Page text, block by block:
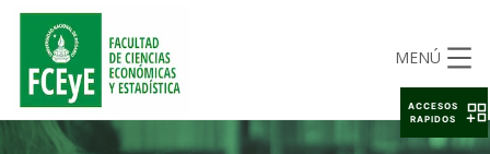
MENÚ
ACCESOS
RAPIDOS